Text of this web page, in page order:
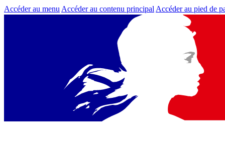
Accéder au menu Accéder au contenu principal Accéder au pied de